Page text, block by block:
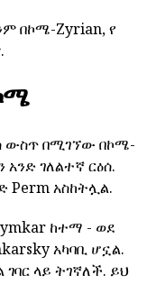
በኮሜ-Zyrian, የ
ውስጥ በሚገኘው በኮሜ-
ገለልተኛ ርዕሰ.
Perm አስከትሏል.
ከተማ - ወደ
አካባቢ ሆኗል.
ገባር ላይ ትገኛለች. ይህ